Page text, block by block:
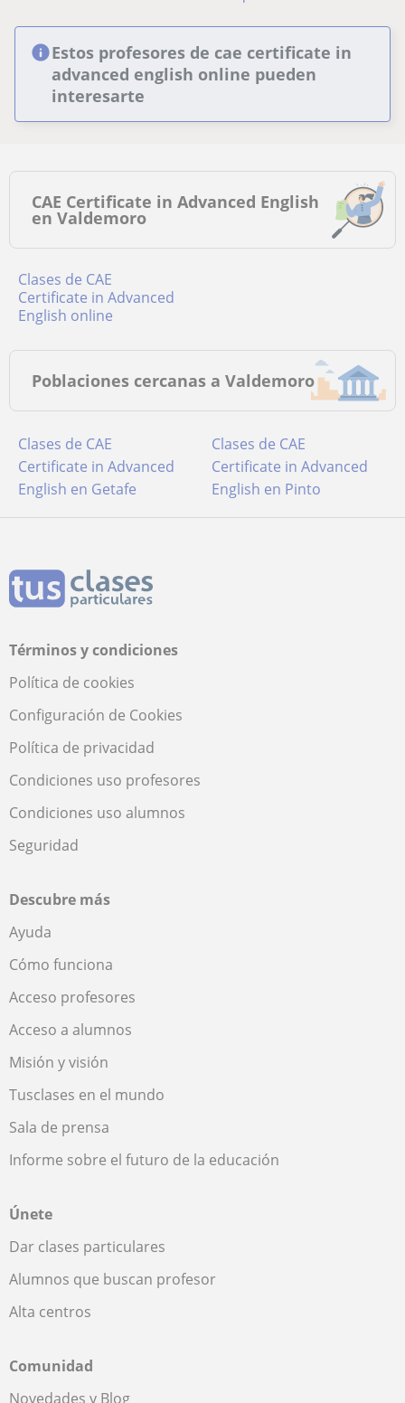
Estos profesores de cae certificate in
advanced english online pueden
interesarte
CAE Certificate in Advanced English
en Valdemoro
Clases de CAE
Certificate in Advanced
English online
Poblaciones cercanas a Valdemoro
Clases de CAE
Certificate in Advanced
English en Getafe
Clases de CAE
Certificate in Advanced
English en Pinto
Términos y condiciones
Política de cookies
Configuración de Cookies
Política de privacidad
Condiciones uso profesores
Condiciones uso alumnos
Seguridad
Descubre más
Ayuda
Cómo funciona
Acceso profesores
Acceso a alumnos
Misión y visión
Tusclases en el mundo
Sala de prensa
Informe sobre el futuro de la educación
Únete
Dar clases particulares
Alumnos que buscan profesor
Alta centros
Comunidad
Novedades y Blog